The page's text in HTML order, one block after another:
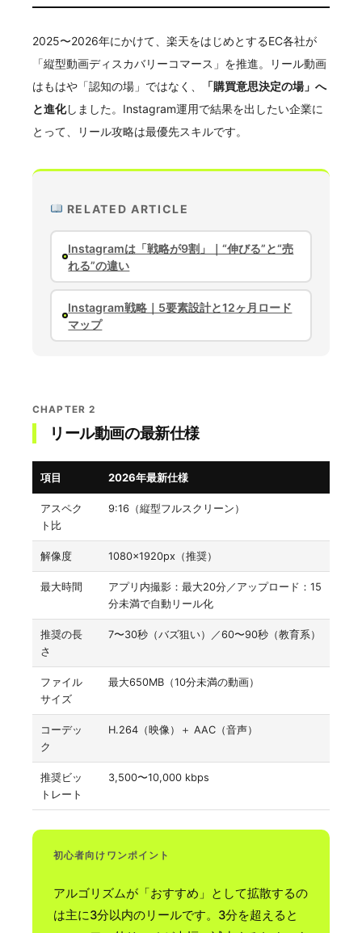
2025〜2026年にかけて、楽天をはじめとするEC各社が
「縦型動画ディスカバリーコマース」を推進。リール動画
はもはや「認知の場」ではなく、
「購買意思決定の場」へ
と進化しました。Instagram運用で結果を出したい企業に
とって、リール攻略は最優先スキルです。
RELATED ARTICLE
Instagramは「戦略が9割」｜“伸びる”と“売
れる”の違い
Instagram戦略｜5要素設計と12ヶ月ロード
マップ
CHAPTER 2
リール動画の最新仕様
項目 2026年最新仕様
アスペク
ト比
9:16（縦型フルスクリーン）
解像度 1080×1920px（推奨）
最大時間
アプリ内撮影：最大20分／アップロード：15
分未満で自動リール化
推奨の長
さ
7〜30秒（バズ狙い）／60〜90秒（教育系）
ファイル
サイズ
最大650MB（10分未満の動画）
コーデッ
ク
H.264（映像）＋ AAC（音声）
推奨ビッ
トレート
3,500〜10,000 kbps
初心者向けワンポイント
アルゴリズムが「おすすめ」として拡散するの
は主に3分以内のリールです。3分を超えると